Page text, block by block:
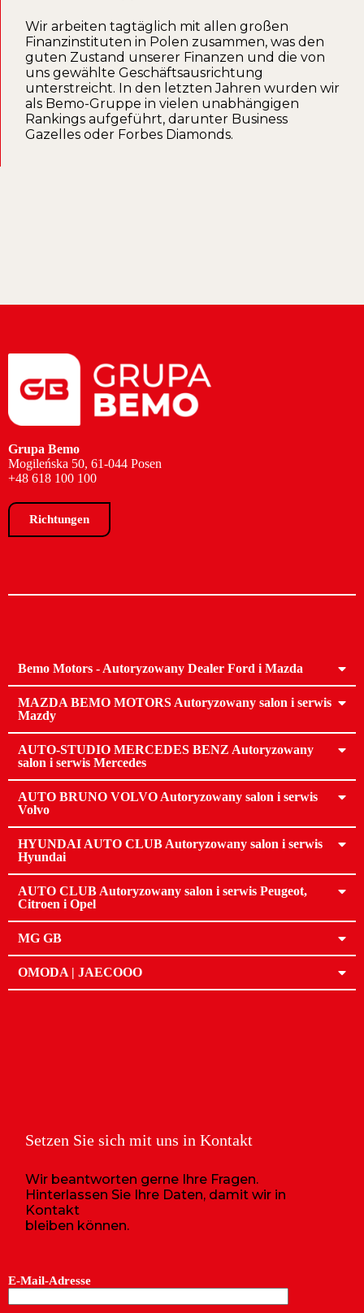
Wir arbeiten tagtäglich mit allen großen
Finanzinstituten in Polen zusammen, was den
guten Zustand unserer Finanzen und die von
uns gewählte Geschäftsausrichtung
unterstreicht. In den letzten Jahren wurden wir
als Bemo-Gruppe in vielen unabhängigen
Rankings aufgeführt, darunter Business
Gazelles oder Forbes Diamonds.
Grupa Bemo
Mogileńska 50, 61-044 Posen
+48 618 100 100
Richtungen
Bemo Motors - Autoryzowany Dealer Ford i Mazda
MAZDA BEMO MOTORS Autoryzowany salon i serwis
Mazdy
AUTO-STUDIO MERCEDES BENZ Autoryzowany
salon i serwis Mercedes
AUTO BRUNO VOLVO Autoryzowany salon i serwis
Volvo
HYUNDAI AUTO CLUB Autoryzowany salon i serwis
Hyundai
AUTO CLUB Autoryzowany salon i serwis Peugeot,
Citroen i Opel
MG GB
OMODA | JAECOOO
Setzen Sie sich mit uns in Kontakt
Wir beantworten gerne Ihre Fragen.
Hinterlassen Sie Ihre Daten, damit wir in
Kontakt
bleiben können.
E-Mail-Adresse